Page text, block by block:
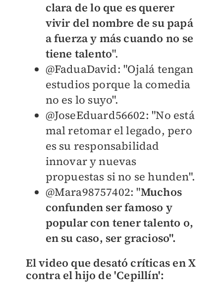
clara de lo que es querer
vivir del nombre de su papá
a fuerza y más cuando no se
tiene talento".
@FaduaDavid: "Ojalá tengan
estudios porque la comedia
no es lo suyo".
@JoseEduard56602: "No está
mal retomar el legado, pero
es su responsabilidad
innovar y nuevas
propuestas si no se hunden".
@Mara98757402: "Muchos
confunden ser famoso y
popular con tener talento o,
en su caso, ser gracioso".
El video que desató críticas en X
contra el hijo de 'Cepillín':